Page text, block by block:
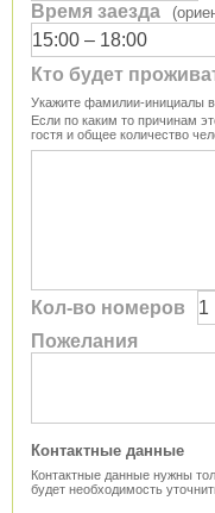
Время заезда
Кто будет
Укажите фамилии-инициалы
Если по каким то причинам
гостя и общее количество
Кол-во номеров
Пожелания
Контактные данные
Контактные данные нужны
будет необходимость